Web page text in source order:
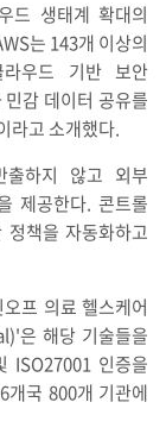
드 생태계 확대의
는 143개 이상의
우드 기반 보안
감 데이터 공유를
라고 소개했다.
하지 않고 외부
제공한다. 콘트롤
책을 자동화하고
프 의료 헬스케어
은 해당 기술들을
ISO27001 인증을
개국 800개 기관에